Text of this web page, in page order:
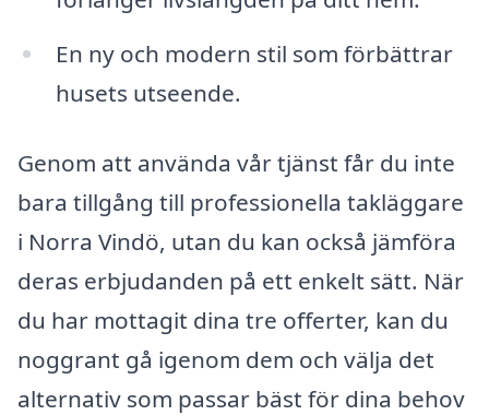
En ny och modern stil som förbättrar
husets utseende.
Genom att använda vår tjänst får du inte
bara tillgång till professionella takläggare
i Norra Vindö, utan du kan också jämföra
deras erbjudanden på ett enkelt sätt. När
du har mottagit dina tre offerter, kan du
noggrant gå igenom dem och välja det
alternativ som passar bäst för dina behov